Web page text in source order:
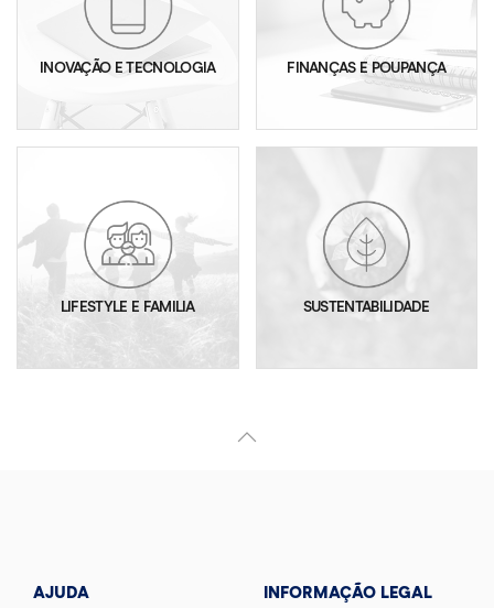
INOVAÇÃO E TECNOLOGIA FINANÇAS E POUPANÇA
LIFESTYLE E FAMILIA SUSTENTABILIDADE
AJUDA INFORMAÇÃO LEGAL